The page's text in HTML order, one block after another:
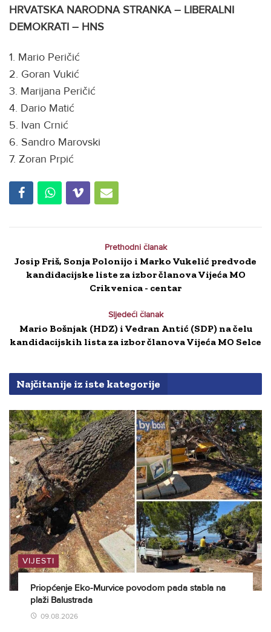
HRVATSKA NARODNA STRANKA – LIBERALNI
DEMOKRATI – HNS
1. Mario Peričić
2. Goran Vukić
3. Marijana Peričić
4. Dario Matić
5. Ivan Crnić
6. Sandro Marovski
7. Zoran Prpić
Prethodni članak
Josip Friš, Sonja Polonijo i Marko Vukelić predvode
kandidacijske liste za izbor članova Vijeća MO
Crikvenica - centar
Sljedeći članak
Mario Bošnjak (HDZ) i Vedran Antić (SDP) na čelu
kandidacijskih lista za izbor članova Vijeća MO Selce
Najčitanije iz iste kategorije
VIJESTI
Priopćenje Eko-Murvice povodom pada stabla na
plaži Balustrada
09.08.2026